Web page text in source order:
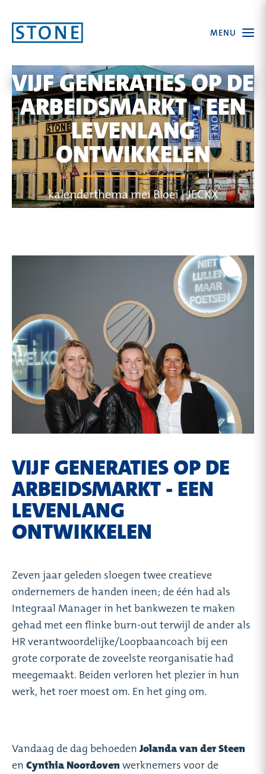
Ga
naar
Open
the
MENU
VIJF GENERATIES OP DE
ARBEIDSMARKT - EEN
LEVENLANG
ONTWIKKELEN
kalenderthema mei Bloei | JECKX
VIJF GENERATIES OP DE
ARBEIDSMARKT - EEN
LEVENLANG
ONTWIKKELEN
Zeven jaar geleden sloegen twee creatieve
ondernemers de handen ineen; de één had als
Integraal Manager in het bankwezen te maken
gehad met een flinke burn-out terwijl de ander als
HR verantwoordelijke/Loopbaancoach bij een
grote corporate de zoveelste reorganisatie had
meegemaakt. Beiden verloren het plezier in hun
werk, het roer moest om. En het ging om.
Vandaag de dag behoeden Jolanda van der Steen
en Cynthia Noordoven werknemers voor de